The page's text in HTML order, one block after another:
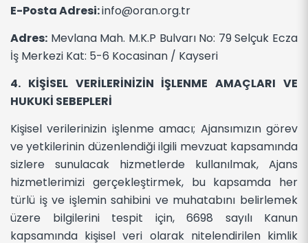
E-Posta Adresi:info@oran.org.tr
Adres: Mevlana Mah. M.K.P Bulvarı No: 79 Selçuk Ecza
İş Merkezi Kat: 5-6 Kocasinan / Kayseri
4. KİŞİSEL VERİLERİNİZİN İŞLENME AMAÇLARI VE
HUKUKİ SEBEPLERİ
Kişisel verilerinizin işlenme amacı; Ajansımızın görev
ve yetkilerinin düzenlendiği ilgili mevzuat kapsamında
sizlere sunulacak hizmetlerde kullanılmak, Ajans
hizmetlerimizi gerçekleştirmek, bu kapsamda her
türlü iş ve işlemin sahibini ve muhatabını belirlemek
üzere bilgilerini tespit için, 6698 sayılı Kanun
kapsamında kişisel veri olarak nitelendirilen kimlik